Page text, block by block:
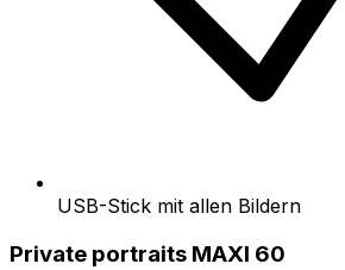
USB-Stick mit allen Bildern
Private portraits MAXI 60